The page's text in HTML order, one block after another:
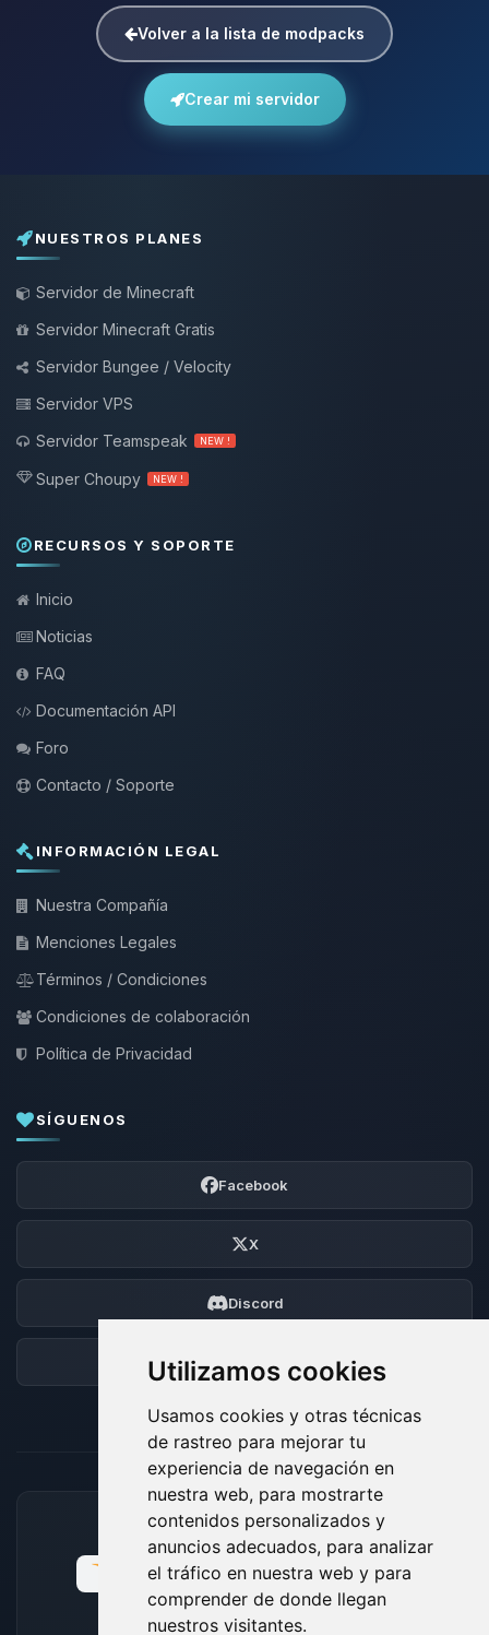
Utilizamos cookies
Usamos cookies y otras técnicas
de rastreo para mejorar tu
experiencia de navegación en
nuestra web, para mostrarte
contenidos personalizados y
anuncios adecuados, para analizar
el tráfico en nuestra web y para
comprender de donde llegan
nuestros visitantes.
Volver a la lista de modpacks
Crear mi servidor
NUESTROS PLANES
Servidor de Minecraft
Servidor Minecraft Gratis
Servidor Bungee / Velocity
Servidor VPS
Servidor Teamspeak
NEW !
Super Choupy NEW !
RECURSOS Y SOPORTE
Inicio
Noticias
FAQ
Documentación API
Foro
Contacto / Soporte
INFORMACIÓN LEGAL
Nuestra Compañía
Menciones Legales
Términos / Condiciones
Condiciones de colaboración
Política de Privacidad
SÍGUENOS
Facebook
X
Discord
Foro
MÉTODOS DE PAGO ACEPTADOS